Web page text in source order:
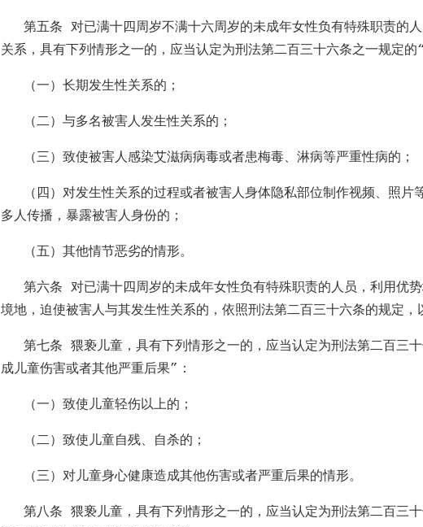
第五条 对已满十四周岁不满十六周岁的未成年女性负有特殊职责的
关系，具有下列情形之一的，应当认定为刑法第二百三十六条之一规定的
（一）长期发生性关系的；
（二）与多名被害人发生性关系的；
（三）致使被害人感染艾滋病病毒或者患梅毒、淋病等严重性病的；
（四）对发生性关系的过程或者被害人身体隐私部位制作视频、照片
多人传播，暴露被害人身份的；
（五）其他情节恶劣的情形。
第六条 对已满十四周岁的未成年女性负有特殊职责的人员，利用优
境地，迫使被害人与其发生性关系的，依照刑法第二百三十六条的规定，
第七条 猥亵儿童，具有下列情形之一的，应当认定为刑法第二百三
成儿童伤害或者其他严重后果” ：
（一）致使儿童轻伤以上的；
（二）致使儿童自残、自杀的；
（三）对儿童身心健康造成其他伤害或者严重后果的情形。
第八条 猥亵儿童，具有下列情形之一的，应当认定为刑法第二百三